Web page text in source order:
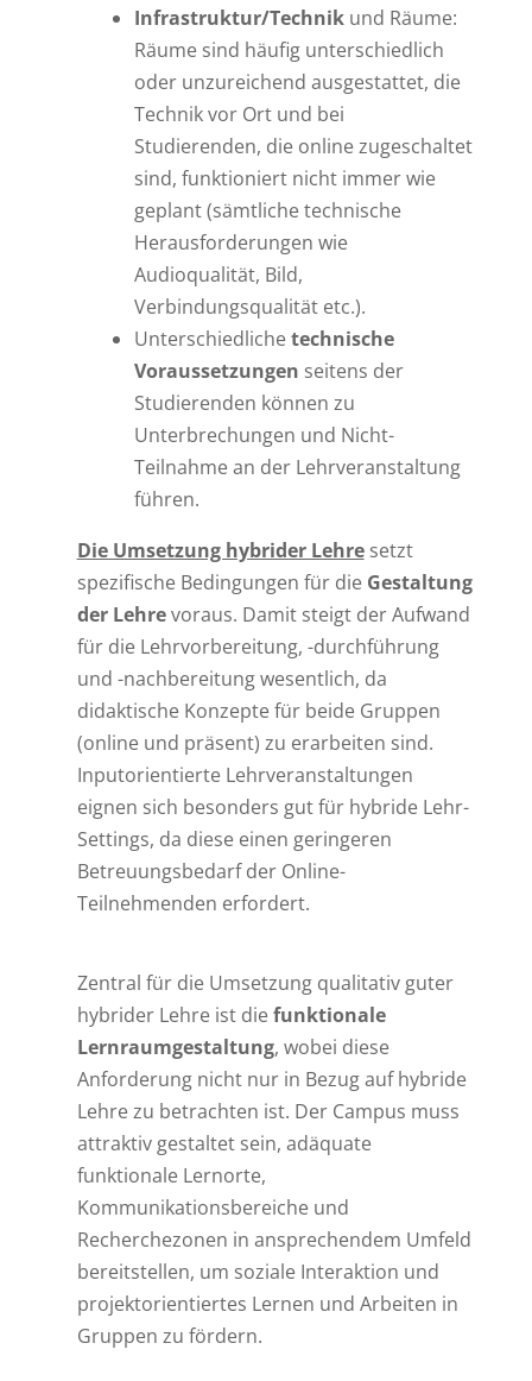
Infrastruktur/Technikund Räume:
Räume sind häufig unterschiedlich
oder unzureichend ausgestattet, die
Technik vor Ort und bei
Studierenden, die online zugeschaltet
sind, funktioniert nicht immer wie
geplant (sämtliche technische
Herausforderungen wie
Audioqualität, Bild,
Verbindungsqualität etc.).
Unterschiedlichetechnische
Voraussetzungen seitens der
Studierenden können zu
Unterbrechungen und Nicht-
Teilnahme an der Lehrveranstaltung
führen.
Die Umsetzung hybrider Lehresetzt
spezifische Bedingungen für die Gestaltung
der Lehrevoraus. Damit steigt der Aufwand
für die Lehrvorbereitung, -durchführung
und -nachbereitung wesentlich, da
didaktische Konzepte für beide Gruppen
(online und präsent) zu erarbeiten sind.
Inputorientierte Lehrveranstaltungen
eignen sich besonders gut für hybride Lehr-
Settings, da diese einen geringeren
Betreuungsbedarf der Online-
Teilnehmenden erfordert.
Zentral für die Umsetzung qualitativ guter
hybrider Lehre ist diefunktionale
Lernraumgestaltung, wobei diese
Anforderung nicht nur in Bezug auf hybride
Lehre zu betrachten ist. Der Campus muss
attraktiv gestaltet sein, adäquate
funktionale Lernorte,
Kommunikationsbereiche und
Recherchezonen in ansprechendem Umfeld
bereitstellen, um soziale Interaktion und
projektorientiertes Lernen und Arbeiten in
Gruppen zu fördern.